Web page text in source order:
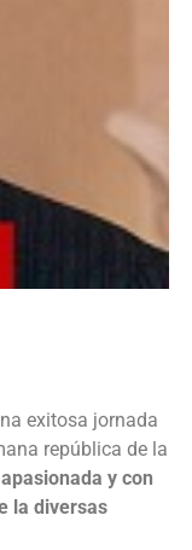
exitosa jornada
república de la
y con
la diversas